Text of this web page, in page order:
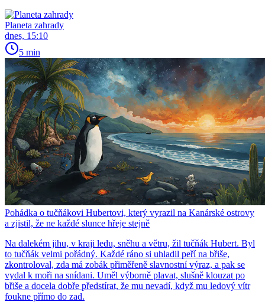
Planeta zahrady
dnes, 15:10
5 min
Pohádka o tučňákovi Hubertovi, který vyrazil na Kanárské ostrovy
a zjistil, že ne každé slunce hřeje stejně
Na dalekém jihu, v kraji ledu, sněhu a větru, žil tučňák Hubert. Byl
to tučňák velmi pořádný. Každé ráno si uhladil peří na břiše,
zkontroloval, zda má zobák přiměřeně slavnostní výraz, a pak se
vydal k moři na snídani. Uměl výborně plavat, slušně klouzat po
břiše a docela dobře předstírat, že mu nevadí, když mu ledový vítr
foukne přímo do zad.